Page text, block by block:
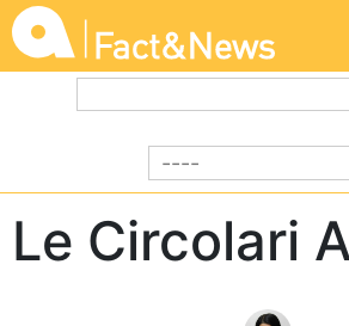
----
DALL'ASSOCIAZIONE |
Le Circolari